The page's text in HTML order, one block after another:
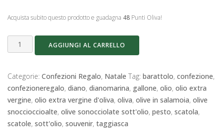
Acquista subito questo prodotto e guadagna 48 Punti Oliva!
SCATOLA
SOUVENIR
grande
quantità
AGGIUNGI AL CARRELLO
Categorie: Confezioni Regalo, Natale Tag: barattolo, confezione,
confezioneregalo, diano, dianomarina, gallone, olio, olio extra
vergine, olio extra vergine d'oliva, oliva, olive in salamoia, olive
snoccioccioalte, olive sonocciolate sott'olio, pesto, scatola,
scatole, sott'olio, souvenir, taggiasca